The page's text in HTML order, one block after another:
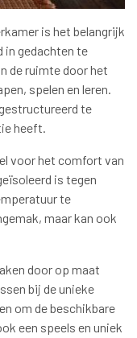
is het belangrijk
in gedachten te
de ruimte door het
spelen en leren.
te
heeft.
voor het comfort van
is tegen
te
maar kan ook
door op maat
bij de unieke
om de beschikbare
een speels en uniek